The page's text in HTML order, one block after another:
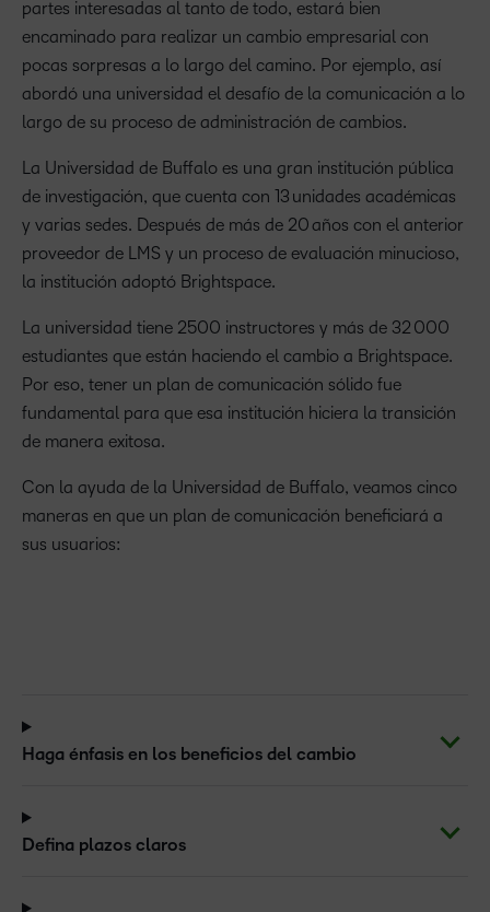
partes interesadas al tanto de todo, estará bien
encaminado para realizar un cambio empresarial con
pocas sorpresas a lo largo del camino. Por ejemplo, así
abordó una universidad el desafío de la comunicación a lo
largo de su proceso de administración de cambios.
La Universidad de Buffalo es una gran institución pública
de investigación, que cuenta con 13 unidades académicas
y varias sedes. Después de más de 20 años con el anterior
proveedor de LMS y un proceso de evaluación minucioso,
la institución adoptó Brightspace.
La universidad tiene 2500 instructores y más de 32 000
estudiantes que están haciendo el cambio a Brightspace.
Por eso, tener un plan de comunicación sólido fue
fundamental para que esa institución hiciera la transición
de manera exitosa.
Con la ayuda de la Universidad de Buffalo, veamos cinco
maneras en que un plan de comunicación beneficiará a
sus usuarios:
Haga énfasis en los beneficios del cambio
Defina plazos claros